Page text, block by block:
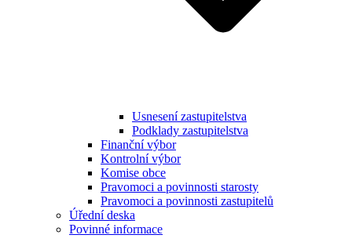
Usnesení zastupitelstva
Podklady zastupitelstva
Finanční výbor
Kontrolní výbor
Komise obce
Pravomoci a povinnosti starosty
Pravomoci a povinnosti zastupitelů
Úřední deska
Povinné informace